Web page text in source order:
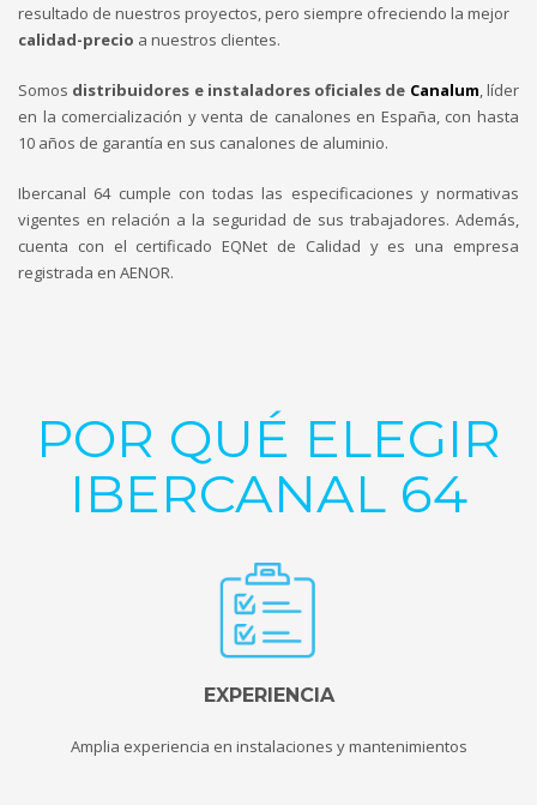
resultado de nuestros proyectos, pero siempre ofreciendo la mejor
calidad-precio a nuestros clientes.
Somos distribuidores e instaladores oficiales de Canalum , líder
en la comercialización y venta de canalones en España, con hasta
10 años de garantía en sus canalones de aluminio.
Ibercanal 64 cumple con todas las especificaciones y normativas
vigentes en relación a la seguridad de sus trabajadores. Además,
cuenta con el certificado EQNet de Calidad y es una empresa
registrada en AENOR.
POR QUÉ ELEGIR
IBERCANAL 64
EXPERIENCIA
Amplia experiencia en instalaciones y mantenimientos